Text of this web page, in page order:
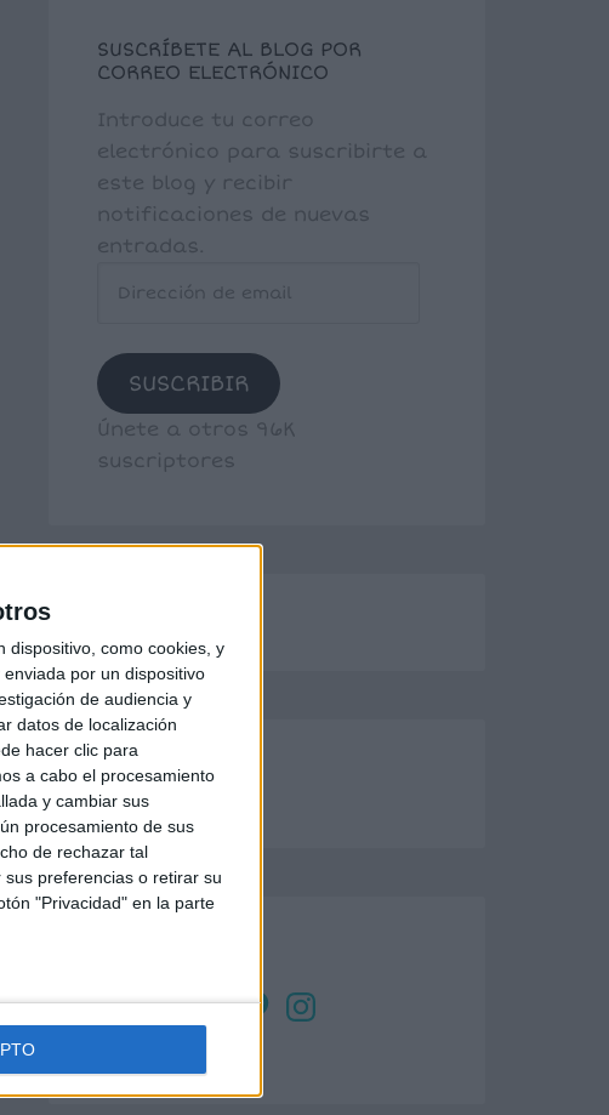
dispositivo, como cookies, y
por un dispositivo
de audiencia y
datos de localización
hacer clic para
a cabo el procesamiento
y cambiar sus
procesamiento de sus
de rechazar tal
preferencias o retirar su
"Privacidad" en la parte
SUSCRÍBETE AL BLOG POR
CORREO ELECTRÓNICO
Introduce tu correo
electrónico para suscribirte a
este blog y recibir
notificaciones de nuevas
entradas.
SUSCRIBIR
Únete a otros 96K
suscriptores
X
Facebook
YouTubePinterestInstagram